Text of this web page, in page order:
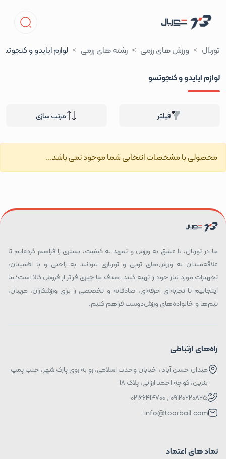
توربال ورزش های رزمی رشته های رزمی
لوازم ایایدو و
لوازم ایایدو و کنجوتسو
فیلتر مرتب سازی
محصولی با مشخصات انتخابی شما موجود نمی باشد...
ما در توربال، با عشق به ورزش و تعهد به کیفیت، بستری را فراهم کرده‌ایم تا
علاقه‌مندان به ورزش‌های توپی و توربازی بتوانند به راحتی و با اطمینان،
تجهیزات مورد نیاز خود را تهیه کنند. هدف ما چیزی فراتر از فروش کالا است؛ ما
اینجاییم تا تجربه‌ای حرفه‌ای، صادقانه و تخصصی را برای ورزشکاران، مربیان،
تیم‌ها و خانواده‌های ورزش‌دوست فراهم کنیم.
راه‌های ارتباطی
میدان حسن آباد ، خیابان وحدت اسلامی، رو به روی پارک شهر، جنب پمپ
بنزین، کوچه احمد ارزانی، پلاک ۱۸
09120220825 , 02166414700
info@toorball.com
نماد های اعتماد